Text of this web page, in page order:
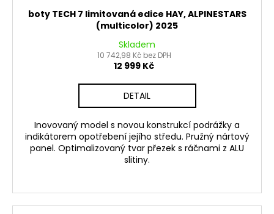
boty TECH 7 limitovaná edice HAY, ALPINESTARS
(multicolor) 2025
Skladem
10 742,98 Kč bez DPH
12 999 Kč
DETAIL
Inovovaný model s novou konstrukcí podrážky a
indikátorem opotřebení jejího středu. Pružný nártový
panel. Optimalizovaný tvar přezek s ráčnami z ALU
slitiny.